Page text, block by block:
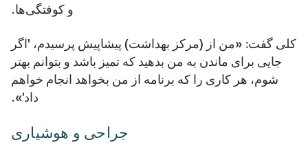
و کوفتگی‌ها.
کلی گفت: «من از (مرکز بهداشت) پیشاپیش پرسیدم، 'اگر
جایی برای ماندن به من بدهید که تمیز باشد و بتوانم بهتر
شوم، هر کاری را که برنامه از من بخواهد انجام خواهم
داد'».
جراحی و هوشیاری